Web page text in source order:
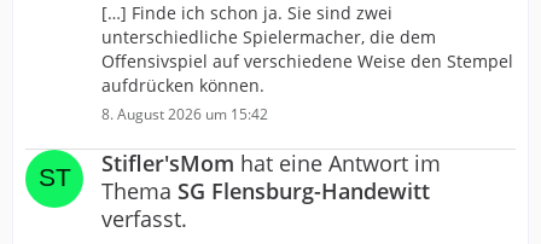
[…] Finde ich schon ja. Sie sind zwei
unterschiedliche Spielermacher, die dem
Offensivspiel auf verschiedene Weise den Stempel
aufdrücken können.
8. August 2026 um 15:42
Stifler'sMom hat eine Antwort im
Thema SG Flensburg-Handewitt
verfasst.